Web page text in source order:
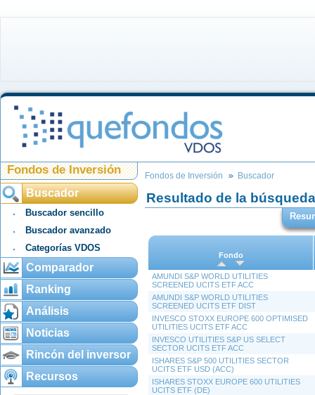
Fondos de Inversión
Buscador
Buscador sencillo
Buscador avanzado
Categorías VDOS
Comparador
Ranking
Análisis
Noticias
Rincón del inversor
Recursos
Fondos de Inversión Buscador
Resultado de la búsqueda
Fondo
AMUNDI S&P WORLD UTILITIES
SCREENED UCITS ETF ACC
AMUNDI S&P WORLD UTILITIES
SCREENED UCITS ETF DIST
INVESCO STOXX EUROPE 600 OPTIMISED
UTILITIES UCITS ETF ACC
INVESCO UTILITIES S&P US SELECT
SECTOR UCITS ETF ACC
ISHARES S&P 500 UTILITIES SECTOR
UCITS ETF USD (ACC)
ISHARES STOXX EUROPE 600 UTILITIES
UCITS ETF (DE)